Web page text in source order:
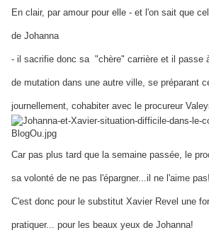
En clair, par amour pour elle - et l'on sait que
de Johanna
- il sacrifie donc sa "chère" carrière et il passe
de mutation dans une autre ville, se préparant
journellement, cohabiter avec le procureur
Car pas plus tard que la semaine passée, le
sa volonté de ne pas l'épargner...il ne l'aime pas!
C'est donc pour le substitut Xavier Revel une
pratiquer... pour les beaux yeux de Johanna!